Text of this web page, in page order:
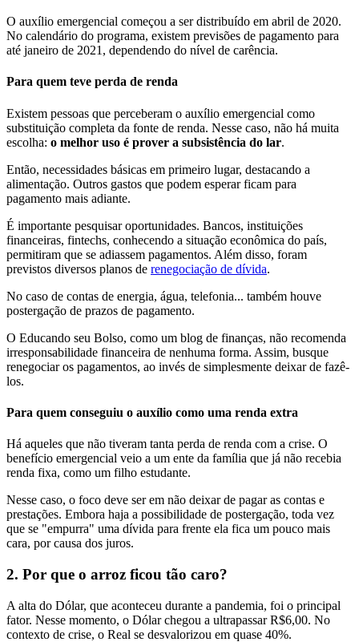
O auxílio emergencial começou a ser distribuído em abril de 2020.
No calendário do programa, existem previsões de pagamento para
até janeiro de 2021, dependendo do nível de carência.
Para quem teve perda de renda
Existem pessoas que perceberam o auxílio emergencial como
substituição completa da fonte de renda. Nesse caso, não há muita
escolha: o melhor uso é prover a subsistência do lar.
Então, necessidades básicas em primeiro lugar, destacando a
alimentação. Outros gastos que podem esperar ficam para
pagamento mais adiante.
É importante pesquisar oportunidades. Bancos, instituições
financeiras, fintechs, conhecendo a situação econômica do país,
permitiram que se adiassem pagamentos. Além disso, foram
previstos diversos planos de renegociação de dívida.
No caso de contas de energia, água, telefonia... também houve
postergação de prazos de pagamento.
O Educando seu Bolso, como um blog de finanças, não recomenda
irresponsabilidade financeira de nenhuma forma. Assim, busque
renegociar os pagamentos, ao invés de simplesmente deixar de fazê-
los.
Para quem conseguiu o auxílio como uma renda extra
Há aqueles que não tiveram tanta perda de renda com a crise. O
benefício emergencial veio a um ente da família que já não recebia
renda fixa, como um filho estudante.
Nesse caso, o foco deve ser em não deixar de pagar as contas e
prestações. Embora haja a possibilidade de postergação, toda vez
que se "empurra" uma dívida para frente ela fica um pouco mais
cara, por causa dos juros.
2. Por que o arroz ficou tão caro?
A alta do Dólar, que aconteceu durante a pandemia, foi o principal
fator. Nesse momento, o Dólar chegou a ultrapassar R$6,00. No
contexto de crise, o Real se desvalorizou em quase 40%.